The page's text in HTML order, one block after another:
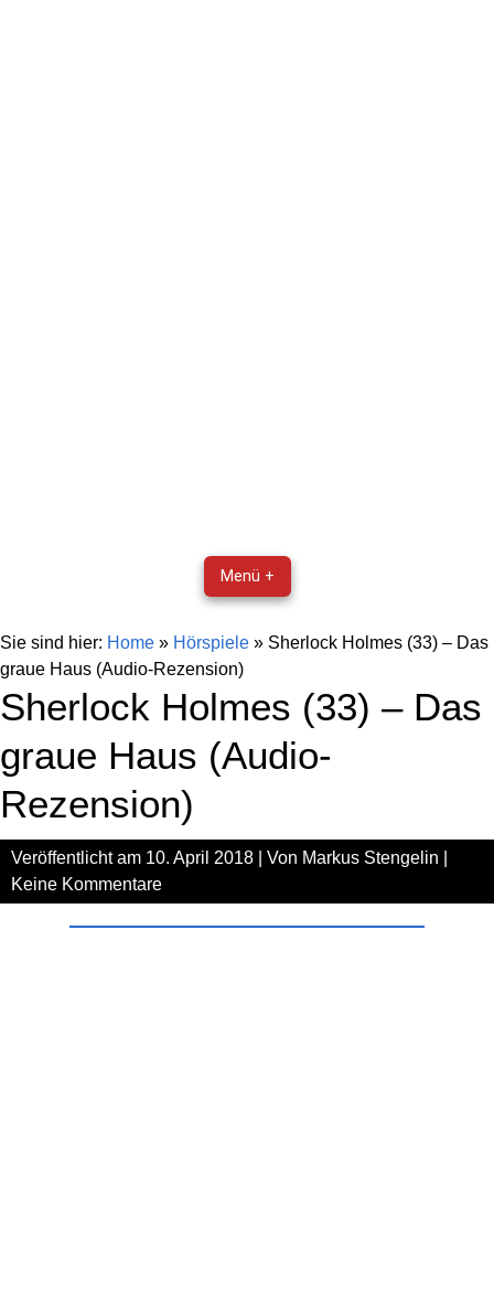
Menü +
Sie sind hier: Home » Hörspiele » Sherlock Holmes (33) – Das
graue Haus (Audio-Rezension)
Sherlock Holmes (33) – Das
graue Haus (Audio-
Rezension)
Veröffentlicht am 10. April 2018 | Von Markus Stengelin
Keine Kommentare